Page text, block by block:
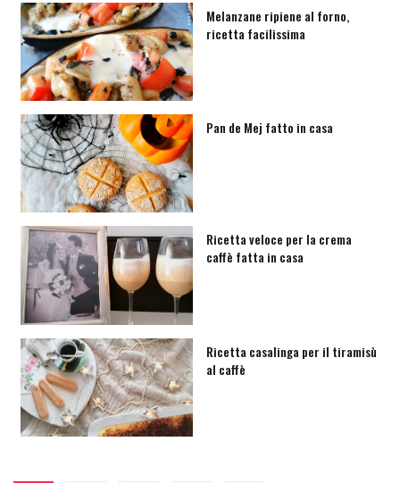
Melanzane ripiene al forno,
ricetta facilissima
Pan de Mej fatto in casa
Ricetta veloce per la crema
caffè fatta in casa
Ricetta casalinga per il tiramisù
al caffè